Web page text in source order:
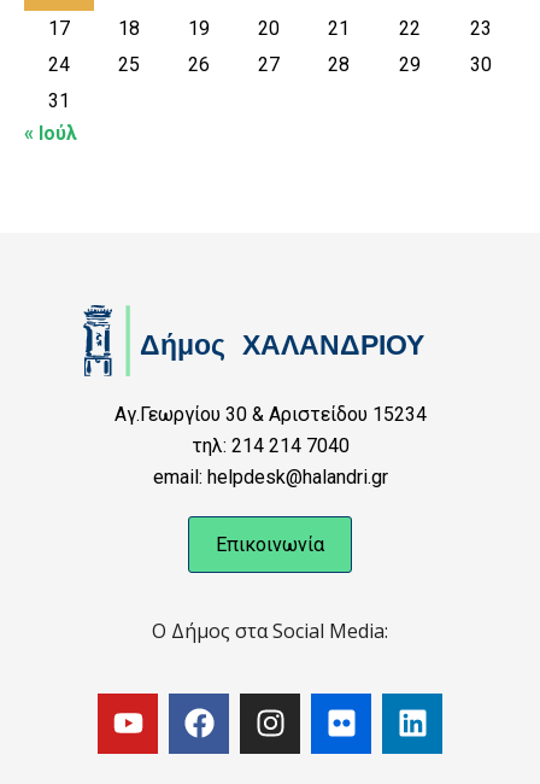
17
18 19 20 21 22
23
24
25 26 27 28 29
30
31
« Ιούλ
Αγ.Γεωργίου 30 & Αριστείδου 15234
τηλ: 214 214 7040
email: helpdesk@halandri.gr
Επικοινωνία
Ο Δήμος στα Social Media: